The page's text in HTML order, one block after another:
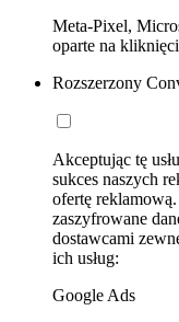
Meta-Pixel,
oparte na
Rozszerzony
Akceptując tę
sukces naszych
ofertę
zaszyfrowane
dostawcami
ich usług:
Google Ads